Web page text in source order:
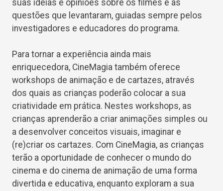
suas ideias e opiniões sobre os filmes e as
questões que levantaram, guiadas sempre pelos
investigadores e educadores do programa.
Para tornar a experiência ainda mais
enriquecedora, CineMagia também oferece
workshops de animação e de cartazes, através
dos quais as crianças poderão colocar a sua
criatividade em prática. Nestes workshops, as
crianças aprenderão a criar animações simples ou
a desenvolver conceitos visuais, imaginar e
(re)criar os cartazes. Com CineMagia, as crianças
terão a oportunidade de conhecer o mundo do
cinema e do cinema de animação de uma forma
divertida e educativa, enquanto exploram a sua